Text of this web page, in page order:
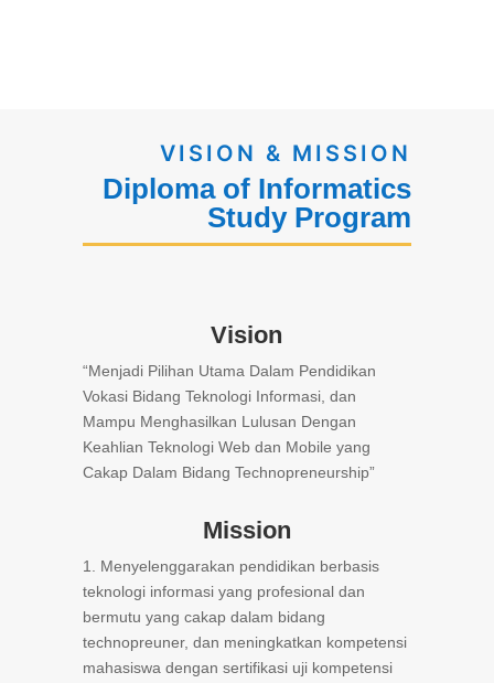
VISION & MISSION
Diploma of Informatics
Study Program
Vision
“Menjadi Pilihan Utama Dalam Pendidikan
Vokasi Bidang Teknologi Informasi, dan
Mampu Menghasilkan Lulusan Dengan
Keahlian Teknologi Web dan Mobile yang
Cakap Dalam Bidang Technopreneurship”
Mission
1. Menyelenggarakan pendidikan berbasis
teknologi informasi yang profesional dan
bermutu yang cakap dalam bidang
technopreuner, dan meningkatkan kompetensi
mahasiswa dengan sertifikasi uji kompetensi